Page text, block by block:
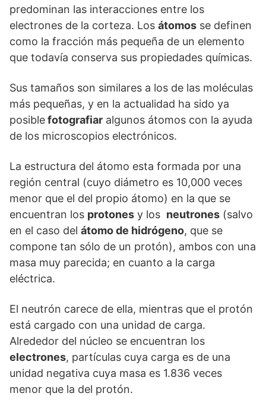
predominan las interacciones entre los
electrones de la corteza. Los átomos se definen
como la fracción más pequeña de un elemento
que todavía conserva sus propiedades químicas.
Sus tamaños son similares a los de las moléculas
más pequeñas, y en la actualidad ha sido ya
posiblefotografiar algunos átomos con la ayuda
de los microscopios electrónicos.
La estructura del átomo esta formada por una
región central (cuyo diámetro es 10,000 veces
menor que el del propio átomo) en la que se
encuentran los protones y los neutrones (salvo
en el caso del átomo de hidrógeno, que se
compone tan sólo de un protón), ambos con una
masa muy parecida; en cuanto a la carga
eléctrica.
El neutrón carece de ella, mientras que el protón
está cargado con una unidad de carga.
Alrededor del núcleo se encuentran los
electrones, partículas cuya carga es de una
unidad negativa cuya masa es 1.836 veces
menor que la del protón.